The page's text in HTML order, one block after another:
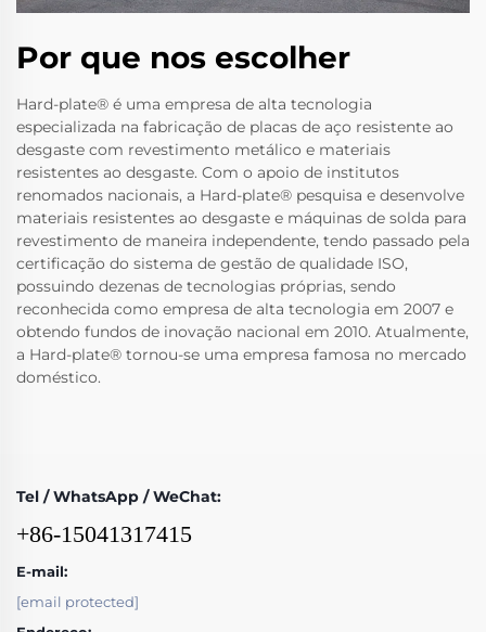
Por que nos escolher
Hard-plate® é uma empresa de alta tecnologia
especializada na fabricação de placas de aço resistente ao
desgaste com revestimento metálico e materiais
resistentes ao desgaste. Com o apoio de institutos
renomados nacionais, a Hard-plate® pesquisa e desenvolve
materiais resistentes ao desgaste e máquinas de solda para
revestimento de maneira independente, tendo passado pela
certificação do sistema de gestão de qualidade ISO,
possuindo dezenas de tecnologias próprias, sendo
reconhecida como empresa de alta tecnologia em 2007 e
obtendo fundos de inovação nacional em 2010. Atualmente,
a Hard-plate® tornou-se uma empresa famosa no mercado
doméstico.
Tel / WhatsApp / WeChat:
+86-15041317415
E-mail:
[email protected]